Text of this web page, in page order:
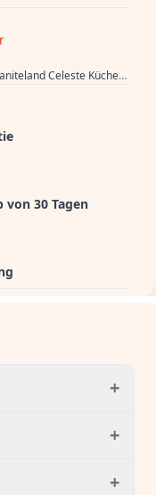
Küchenarmatur Kupfer mit Ausziehbarem Auslauf und Zwei-Funktion Handbrause 1208970665
von 30 Tagen
+
+
+